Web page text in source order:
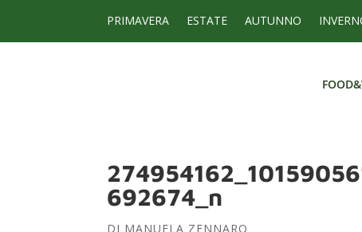
PRIMAVERA ESTATE AUTUNNO
692674_n
DI MANUELA ZENNARO